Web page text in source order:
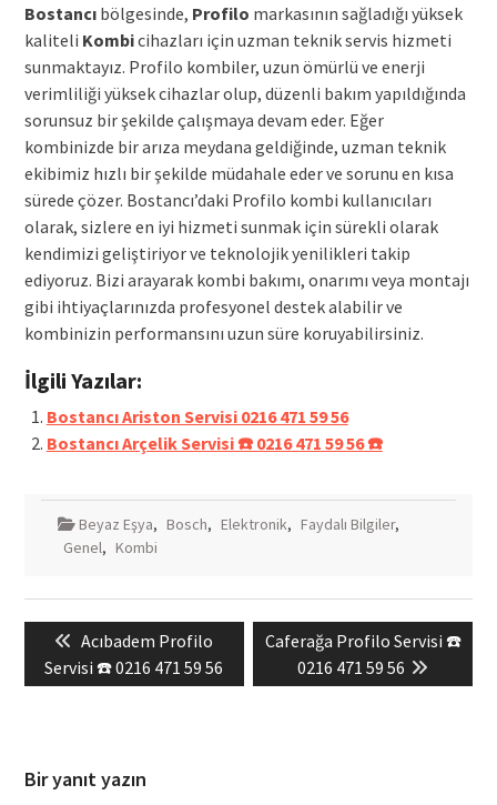
Bostancıbölgesinde, Profilo markasının sağladığı yüksek
kaliteli Kombicihazları için uzman teknik servis hizmeti
sunmaktayız. Profilo kombiler, uzun ömürlü ve enerji
verimliliği yüksek cihazlar olup, düzenli bakım yapıldığında
sorunsuz bir şekilde çalışmaya devam eder. Eğer
kombinizde bir arıza meydana geldiğinde, uzman teknik
ekibimiz hızlı bir şekilde müdahale eder ve sorunu en kısa
sürede çözer. Bostancı’daki Profilo kombi kullanıcıları
olarak, sizlere en iyi hizmeti sunmak için sürekli olarak
kendimizi geliştiriyor ve teknolojik yenilikleri takip
ediyoruz. Bizi arayarak kombi bakımı, onarımı veya montajı
gibi ihtiyaçlarınızda profesyonel destek alabilir ve
kombinizin performansını uzun süre koruyabilirsiniz.
İlgili Yazılar:
Bostancı Ariston Servisi 0216 471 59 56
Bostancı Arçelik Servisi ☎️ 0216 471 59 56 ☎️
Beyaz Eşya, Bosch, Elektronik, Faydalı Bilgiler,
Genel, Kombi
gezinmesi
Previous
post:
Acıbadem Profilo
Servisi ☎️ 0216 471 59 56
Next
post:
Caferağa Profilo Servisi ☎️
0216 471 59 56
Bir yanıt yazın